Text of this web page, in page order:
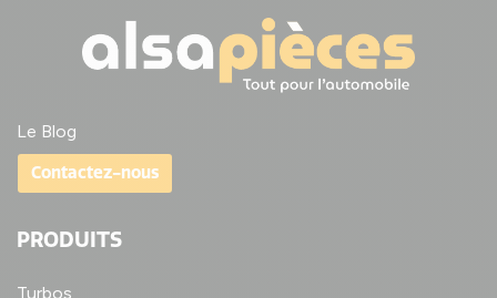
Le Blog
Contactez-nous
PRODUITS
Turbos